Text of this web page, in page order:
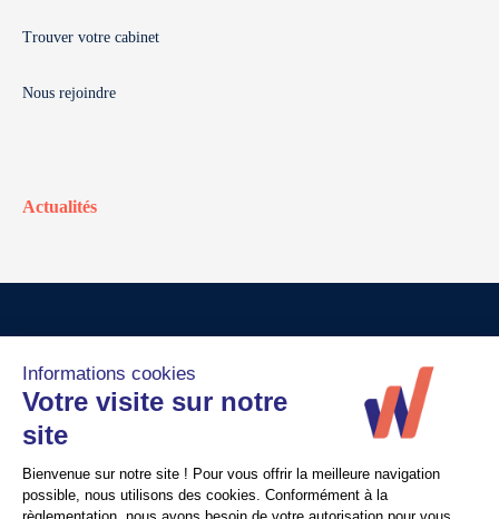
Trouver votre cabinet
Nous rejoindre
Actualités
Crédits
Politique de confidentialité